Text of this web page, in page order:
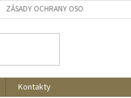
ZÁSADY OCHRANY OSOBNÝCH ÚDAJOV
Kontakty